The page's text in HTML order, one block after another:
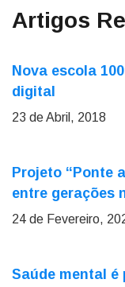
Artigos
Nova escola
digital
23 de Abril, 2018
Projeto “Ponte
entre gerações
24 de Fevereiro,
Saúde mental é